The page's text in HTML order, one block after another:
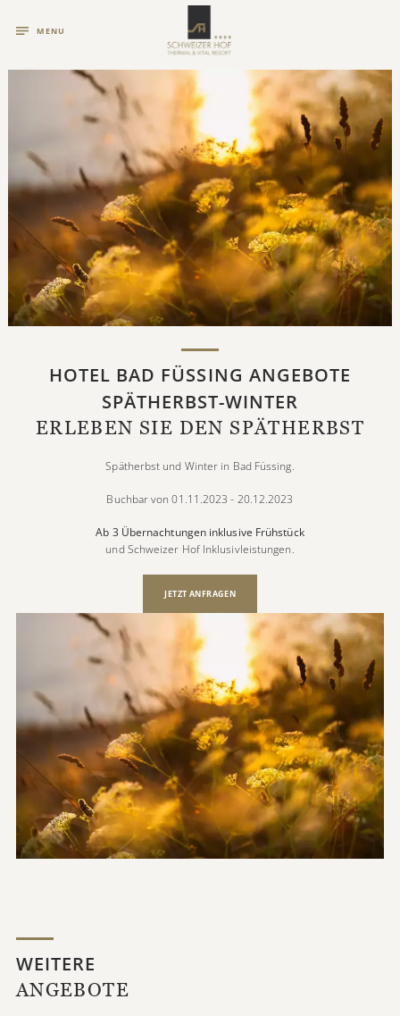
MENU
HOTEL BAD FÜSSING ANGEBOTE
SPÄTHERBST-WINTER
ERLEBEN SIE DEN SPÄTHERBST
Spätherbst und Winter in Bad Füssing.
Buchbar von 01.11.2023 - 20.12.2023
Ab 3 Übernachtungen inklusive Frühstück
und Schweizer Hof Inklusivleistungen
JETZT ANFRAGEN
WEITERE
ANGEBOTE